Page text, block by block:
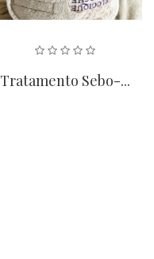
Tratamento Sebo-...